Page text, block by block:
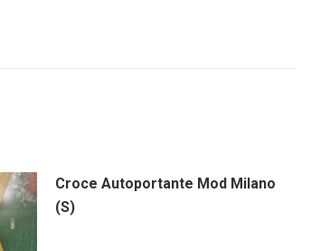
Croce Autoportante Mod Milano
(S)